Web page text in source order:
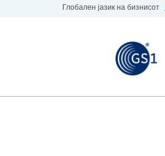
Глобален јазик на бизнисот